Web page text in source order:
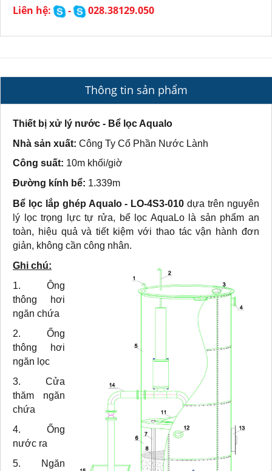
Liên hệ: - 028.38129.050
Thông tin sản phẩm
Thiết bị xử lý nước - Bể lọc Aqualo
Nhà sản xuất: Công Ty Cổ Phần Nước Lành
Công suất: 10m khối/giờ
Đường kính bể: 1.339m
Bể lọc lắp ghép Aqualo - LO-4S3-010 dựa trên nguyên
lý lọc trọng lực tự rửa, bể lọc AquaLo là sản phẩm an
toàn, hiệu quả và tiết kiệm với thao tác vận hành đơn
giản, không cần công nhân.
Ghi chú:
1. Ông
thông hơi
ngăn chứa
2. Ống
thông hơi
ngăn lọc
3. Cửa
thăm ngăn
chứa
4. Ống
nước ra
5. Ngăn